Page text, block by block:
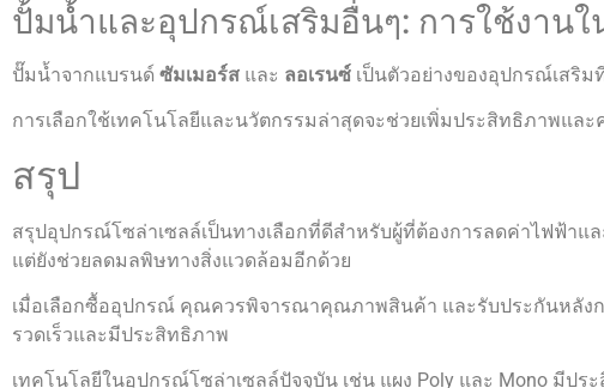
ปั้มน้ำและอุปกรณ์เสริมอื่นๆ: การใช้งานใ
ปั๊มน้ำจากแบรนด์ ซัมเมอร์ส และ ลอเรนซ์ เป็นตัวอย่างของอุปกรณ์เสริม
การเลือกใช้เทคโนโลยีและนวัตกรรมล่าสุดจะช่วยเพิ่มประสิทธิภาพแ
สรุป
สรุปอุปกรณ์โซล่าเซลล์เป็นทางเลือกที่ดีสำหรับผู้ที่ต้องการลดค่าไฟฟ้า
แต่ยังช่วยลดมลพิษทางสิ่งแวดล้อมอีกด้วย
เมื่อเลือกซื้ออุปกรณ์ คุณควรพิจารณาคุณภาพสินค้า และรับประกันหลัง
รวดเร็วและมีประสิทธิภาพ
เทคโนโลยีในอุปกรณ์โซล่าเซลล์ปัจจุบัน เช่น แผง Poly และ Mono มี